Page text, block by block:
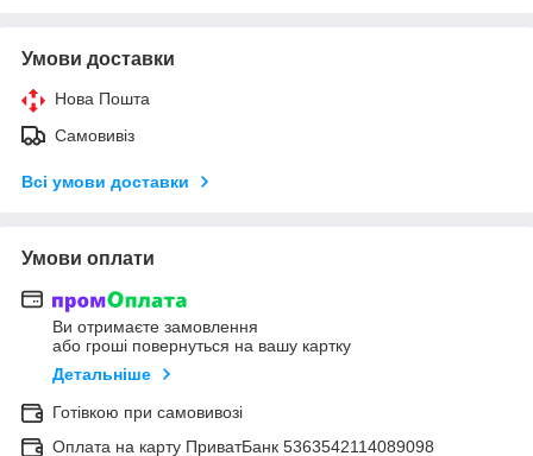
Умови доставки
Нова Пошта
Самовивіз
Всі умови доставки
Умови оплати
Ви отримаєте замовлення
або гроші повернуться на вашу картку
Детальніше
Готівкою при самовивозі
Оплата на карту ПриватБанк 5363542114089098